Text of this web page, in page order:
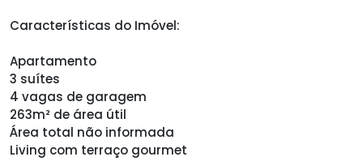
Características do Imóvel:
Apartamento
3 suítes
4 vagas de garagem
263m² de área útil
Área total não informada
Living com terraço gourmet